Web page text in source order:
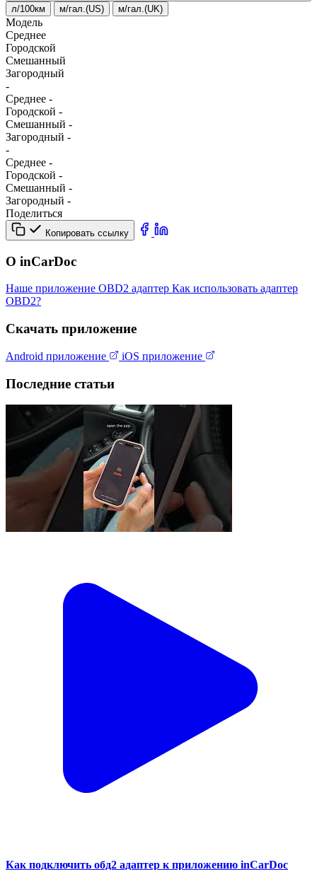
л/100км м/гал.(US) м/гал.(UK)
Модель
Среднее
Городской
Смешанный
Загородный
-
Среднее -
Городской -
Смешанный -
Загородный -
-
Среднее -
Городской -
Смешанный -
Загородный -
Поделиться
Копировать ссылку
О inCarDoc
Наше приложение OBD2 адаптер Как использовать адаптер
OBD2?
Скачать приложение
Android приложение iOS приложение
Последние статьи
Как подключить обд2 адаптер к приложению inCarDoc